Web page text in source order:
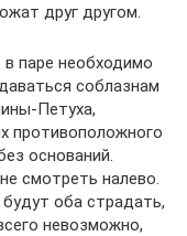
друг другом.
паре необходимо
соблазнам
Петуха,
противоположного
оснований.
смотреть налево.
будут оба страдать,
невозможно,